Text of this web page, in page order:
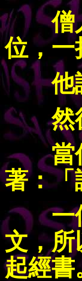
僧人
位，一
他說
然後
當仰
著：「
一個
文，所
起經書